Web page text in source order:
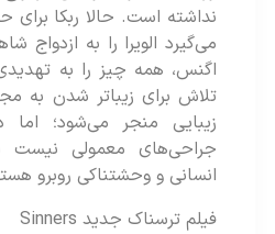
نداشته است. حالا ربکا
می‌گیرد الویرا را به ازدواج
اگنس، همه چیز را به
تلاش برای زیباتر شدن به
زیبایی منجر می‌شود؛
جراحی‌های معمولی نیست
انسانی و وحشتناکی روبرو
فیلم ترسناک جدید Sinners